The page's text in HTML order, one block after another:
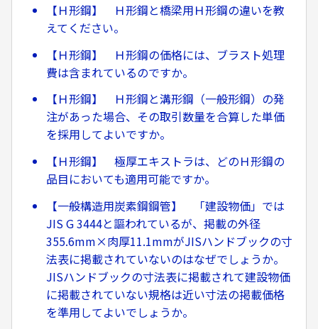
【Ｈ形鋼】 Ｈ形鋼と橋梁用Ｈ形鋼の違いを教
えてください。
【Ｈ形鋼】 Ｈ形鋼の価格には、ブラスト処理
費は含まれているのですか。
【Ｈ形鋼】 Ｈ形鋼と溝形鋼（一般形鋼）の発
注があった場合、その取引数量を合算した単価
を採用してよいですか。
【Ｈ形鋼】 極厚エキストラは、どのＨ形鋼の
品目においても適用可能ですか。
【一般構造用炭素鋼鋼管】 「建設物価」では
JIS G 3444と謳われているが、掲載の外径
355.6mm×肉厚11.1mmがJISハンドブックの寸
法表に掲載されていないのはなぜでしょうか。
JISハンドブックの寸法表に掲載されて建設物価
に掲載されていない規格は近い寸法の掲載価格
を準用してよいでしょうか。